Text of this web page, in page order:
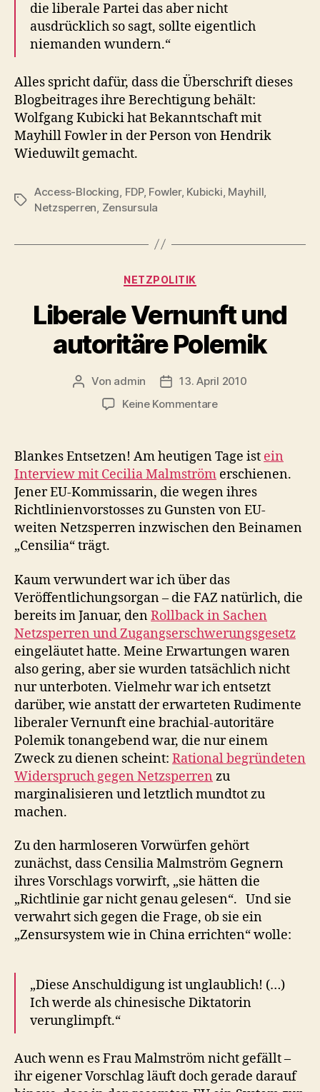
die liberale Partei das aber nicht
ausdrücklich so sagt, sollte eigentlich
niemanden wundern.“
Alles spricht dafür, dass die Überschrift dieses
Blogbeitrages ihre Berechtigung behält:
Wolfgang Kubicki hat Bekanntschaft mit
Mayhill Fowler in der Person von Hendrik
Wieduwilt gemacht.
Schlagwörter
Access-Blocking FDP, Fowler, Kubicki Mayhill
Netzsperren Zensursula
Kategorien
NETZPOLITIK
Liberale Vernunft und
autoritäre Polemik
Beitragsautor
Von admin Veröffentlichungsdatum
13. April 2010
Keine Kommentarezu
und
autoritäre
Polemik
Blankes Entsetzen! Am heutigen Tage ist ein
Interview mit Cecilia Malmström erschienen.
Jener EU-Kommissarin, die wegen ihres
Richtlinienvorstosses zu Gunsten von EU-
weiten Netzsperren inzwischen den Beinamen
„Censilia“ trägt.
Kaum verwundert war ich über das
Veröffentlichungsorgan – die FAZ natürlich, die
bereits im Januar, denRollback in Sachen
Netzsperren und Zugangserschwerungsgesetz
eingeläutet hatte. Meine Erwartungen waren
also gering, aber sie wurden tatsächlich nicht
nur unterboten. Vielmehr war ich entsetzt
darüber, wie anstatt der erwarteten Rudimente
liberaler Vernunft eine brachial-autoritäre
Polemik tonangebend war, die nur einem
Zweck zu dienen scheint: Rational begründeten
Widerspruch gegen Netzsperren zu
marginalisieren und letztlich mundtot zu
machen.
Zu den harmloseren Vorwürfen gehört
zunächst, dass Censilia Malmström Gegnern
ihres Vorschlags vorwirft, „sie hätten die
„Richtlinie gar nicht genau gelesen“. Und sie
verwahrt sich gegen die Frage, ob sie ein
„Zensursystem wie in China errichten“ wolle:
„Diese Anschuldigung ist unglaublich! (…)
Ich werde als chinesische Diktatorin
verunglimpft.“
Auch wenn es Frau Malmström nicht gefällt –
ihr eigener Vorschlag läuft doch gerade darauf